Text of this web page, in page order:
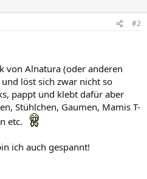
#2
von Alnatura (oder anderen
löst sich zwar nicht so
pappt und klebt dafür aber
Stühlchen, Gaumen, Mamis T-
etc.
ich auch gespannt!